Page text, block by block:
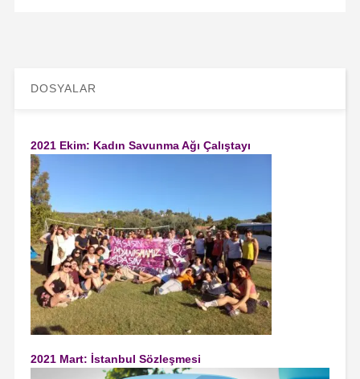
DOSYALAR
2021 Ekim: Kadın Savunma Ağı Çalıştayı
2021 Mart: İstanbul Sözleşmesi